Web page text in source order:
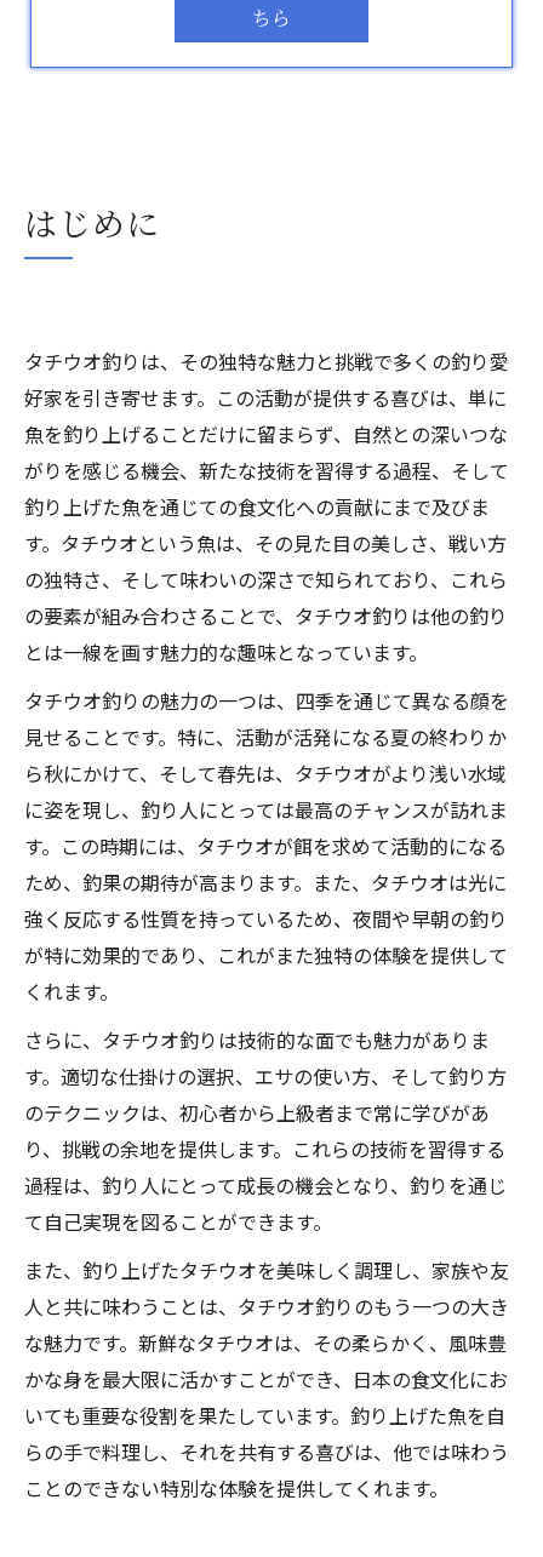
ちら
はじめに
タチウオ釣りは、その独特な魅力と挑戦で多くの釣り愛
好家を引き寄せます。この活動が提供する喜びは、単に
魚を釣り上げることだけに留まらず、自然との深いつな
がりを感じる機会、新たな技術を習得する過程、そして
釣り上げた魚を通じての食文化への貢献にまで及びま
す。タチウオという魚は、その見た目の美しさ、戦い方
の独特さ、そして味わいの深さで知られており、これら
の要素が組み合わさることで、タチウオ釣りは他の釣り
とは一線を画す魅力的な趣味となっています。
タチウオ釣りの魅力の一つは、四季を通じて異なる顔を
見せることです。特に、活動が活発になる夏の終わりか
ら秋にかけて、そして春先は、タチウオがより浅い水域
に姿を現し、釣り人にとっては最高のチャンスが訪れま
す。この時期には、タチウオが餌を求めて活動的になる
ため、釣果の期待が高まります。また、タチウオは光に
強く反応する性質を持っているため、夜間や早朝の釣り
が特に効果的であり、これがまた独特の体験を提供して
くれます。
さらに、タチウオ釣りは技術的な面でも魅力がありま
す。適切な仕掛けの選択、エサの使い方、そして釣り方
のテクニックは、初心者から上級者まで常に学びがあ
り、挑戦の余地を提供します。これらの技術を習得する
過程は、釣り人にとって成長の機会となり、釣りを通じ
て自己実現を図ることができます。
また、釣り上げたタチウオを美味しく調理し、家族や友
人と共に味わうことは、タチウオ釣りのもう一つの大き
な魅力です。新鮮なタチウオは、その柔らかく、風味豊
かな身を最大限に活かすことができ、日本の食文化にお
いても重要な役割を果たしています。釣り上げた魚を自
らの手で料理し、それを共有する喜びは、他では味わう
ことのできない特別な体験を提供してくれます。